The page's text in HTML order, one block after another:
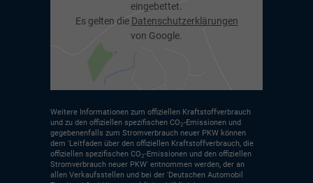
eingebettet.
Es gelten die Datenschutzerklärungen
von Google.
Weitere Informationen zum offiziellen Kraftstoffverbrauch
und zu den offiziellen spezifischen CO2-Emissionen und
gegebenenfalls zum Stromverbrauch neuer PKW können
dem 'Leitfaden über den offiziellen Kraftstoffverbrauch, die
offiziellen spezifischen CO2-Emissionen und den offiziellen
Stromverbrauch neuer PKW' entnommen werden, der an
allen Verkaufsstellen und bei der 'Deutschen Automobil